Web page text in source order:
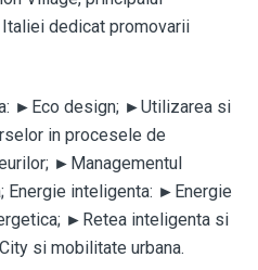
dedicat promovarii
►Eco design; ►Utilizarea si
in procesele de
►Managementul
Energie inteligenta: ►Energie
►Retea inteligenta si
si mobilitate urbana.